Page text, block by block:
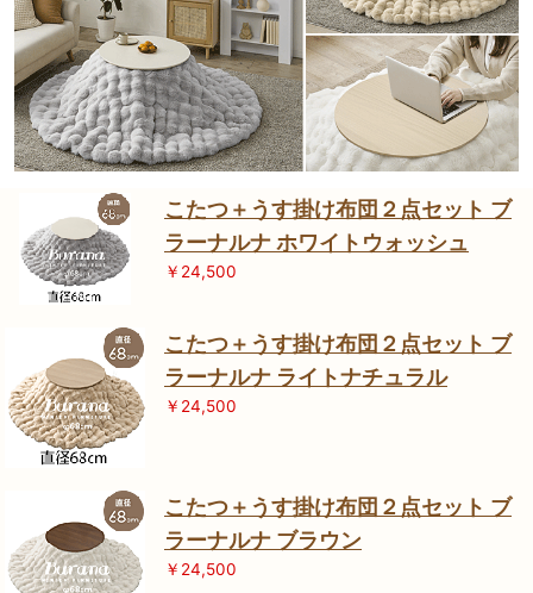
こたつ＋うす掛け布団２点セット ブ
ラーナルナ ホワイトウォッシュ
￥24,500
こたつ＋うす掛け布団２点セット ブ
ラーナルナ ライトナチュラル
￥24,500
こたつ＋うす掛け布団２点セット ブ
ラーナルナ ブラウン
￥24,500